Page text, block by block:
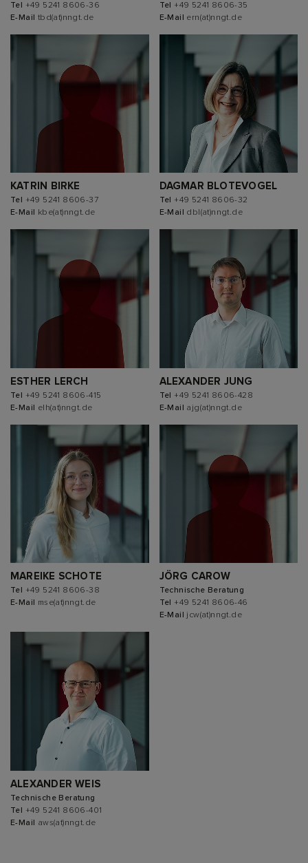
Tel +49 5241 8606-36
E-Mail tbd(at)nngt.de
Tel +49 5241 8606-35
E-Mail ern(at)nngt.de
KATRIN BIRKE
Tel +49 5241 8606-37
E-Mail kbe(at)nngt.de
DAGMAR BLOTEVOGEL
Tel +49 5241 8606-32
E-Mail dbl(at)nngt.de
ESTHER LERCH
Tel +49 5241 8606-415
E-Mail elh(at)nngt.de
ALEXANDER JUNG
Tel +49 5241 8606-428
E-Mail ajg(at)nngt.de
MAREIKE SCHOTE
Tel +49 5241 8606-38
E-Mail mse(at)nngt.de
JÖRG CAROW
Technische Beratung
Tel +49 5241 8606-46
E-Mail jcw(at)nngt.de
ALEXANDER WEIS
Technische Beratung
Tel +49 5241 8606-401
E-Mail aws(at)nngt.de